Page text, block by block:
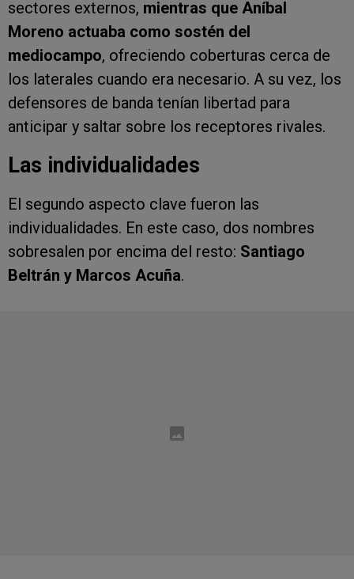
sectores externos, mientras que Aníbal
Moreno actuaba como sostén del
mediocampo, ofreciendo coberturas cerca de
los laterales cuando era necesario. A su vez, los
defensores de banda tenían libertad para
anticipar y saltar sobre los receptores rivales.
Las individualidades
El segundo aspecto clave fueron las
individualidades. En este caso, dos nombres
sobresalen por encima del resto: Santiago
Beltrán y Marcos Acuña.